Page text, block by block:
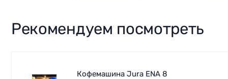
Рекомендуем посмотреть
Кофемашина Jura ENA 8